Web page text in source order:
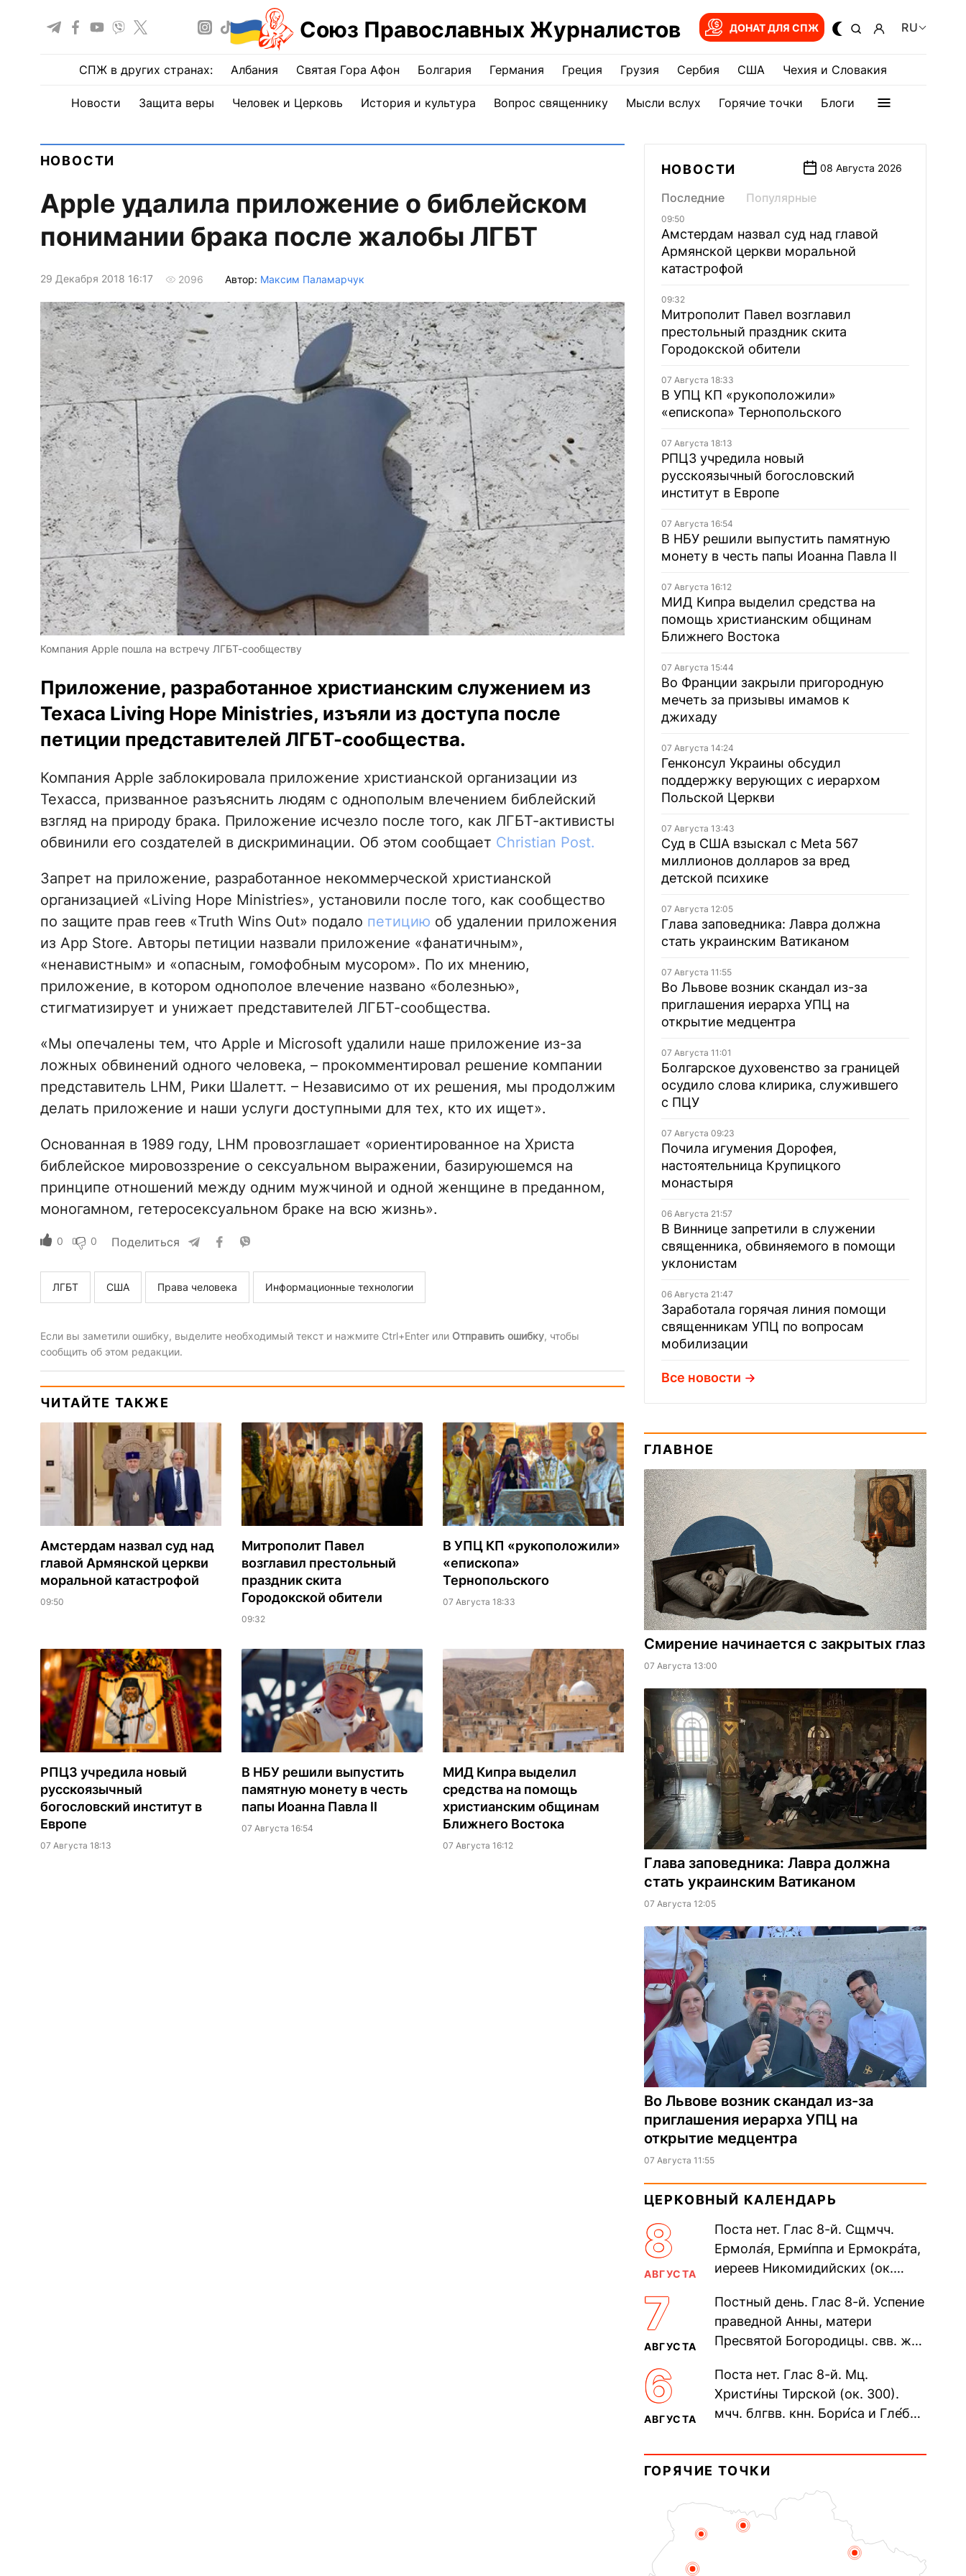
Союз Православных Журналистов ДОНАТ ДЛЯ СПЖ RU
СПЖ в других странах: Албания Святая Гора Афон Болгария Германия Греция Грузия Сербия США Чехия и Словакия
Новости Защита веры Человек и Церковь История и культура Вопрос священнику Мысли вслух Горячие точки Блоги
НОВОСТИ
Apple удалила приложение о библейском
понимании брака после жалобы ЛГБТ
29 Декабря 2018 16:17 2096 Автор: Максим Паламарчук
Компания Apple пошла на встречу ЛГБТ-сообществу
Приложение, разработанное христианским служением из
Техаса Living Hope Ministries, изъяли из доступа после
петиции представителей ЛГБТ-сообщества.
Компания Apple заблокировала приложение христианской организации из
Техасса, призванное разъяснить людям с однополым влечением библейский
взгляд на природу брака. Приложение исчезло после того, как ЛГБТ-активисты
обвинили его создателей в дискриминации. Об этом сообщает Christian Post.
Запрет на приложение, разработанное некоммерческой христианской
организацией «Living Hope Ministries», установили после того, как сообщество
по защите прав геев «Truth Wins Out» подало петицию об удалении приложения
из App Store. Авторы петиции назвали приложение «фанатичным»,
«ненавистным» и «опасным, гомофобным мусором». По их мнению,
приложение, в котором однополое влечение названо «болезнью»,
стигматизирует и унижает представителей ЛГБТ-сообщества.
«Мы опечалены тем, что Apple и Microsoft удалили наше приложение из-за
ложных обвинений одного человека, – прокомментировал решение компании
представитель LHM, Рики Шалетт. – Независимо от их решения, мы продолжим
делать приложение и наши услуги доступными для тех, кто их ищет».
Основанная в 1989 году, LHM провозглашает «ориентированное на Христа
библейское мировоззрение о сексуальном выражении, базируюшемся на
принципе отношений между одним мужчиной и одной женщине в преданном,
моногамном, гетеросексуальном браке на всю жизнь».
0 0 Поделиться
ЛГБТ США Права человека Информационные технологии
Если вы заметили ошибку, выделите необходимый текст и нажмите Ctrl+Enter или Отправить ошибку, чтобы
сообщить об этом редакции.
ЧИТАЙТЕ ТАКЖЕ
Амстердам назвал суд над
главой Армянской церкви
моральной катастрофой
09:50
Митрополит Павел
возглавил престольный
праздник скита
Городокской обители
09:32
В УПЦ КП «рукоположили»
«епископа»
Тернопольского
07 Августа 18:33
РПЦЗ учредила новый
русскоязычный
богословский институт в
Европе
07 Августа 18:13
В НБУ решили выпустить
памятную монету в честь
папы Иоанна Павла II
07 Августа 16:54
МИД Кипра выделил
средства на помощь
христианским общинам
Ближнего Востока
07 Августа 16:12
НОВОСТИ 08 Августа 2026
Последние Популярные
09:50
Амстердам назвал суд над главой
Армянской церкви моральной
катастрофой
09:32
Митрополит Павел возглавил
престольный праздник скита
Городокской обители
07 Августа 18:33
В УПЦ КП «рукоположили»
«епископа» Тернопольского
07 Августа 18:13
РПЦЗ учредила новый
русскоязычный богословский
институт в Европе
07 Августа 16:54
В НБУ решили выпустить памятную
монету в честь папы Иоанна Павла II
07 Августа 16:12
МИД Кипра выделил средства на
помощь христианским общинам
Ближнего Востока
07 Августа 15:44
Во Франции закрыли пригородную
мечеть за призывы имамов к
джихаду
07 Августа 14:24
Генконсул Украины обсудил
поддержку верующих с иерархом
Польской Церкви
07 Августа 13:43
Суд в США взыскал с Meta 567
миллионов долларов за вред
детской психике
07 Августа 12:05
Глава заповедника: Лавра должна
стать украинским Ватиканом
07 Августа 11:55
Во Львове возник скандал из-за
приглашения иерарха УПЦ на
открытие медцентра
07 Августа 11:01
Болгарское духовенство за границей
осудило слова клирика, служившего
с ПЦУ
07 Августа 09:23
Почила игумения Дорофея,
настоятельница Крупицкого
монастыря
06 Августа 21:57
В Виннице запретили в служении
священника, обвиняемого в помощи
уклонистам
06 Августа 21:47
Заработала горячая линия помощи
священникам УПЦ по вопросам
мобилизации
Все новости
ГЛАВНОЕ
Смирение начинается с закрытых глаз
07 Августа 13:00
Глава заповедника: Лавра должна
стать украинским Ватиканом
07 Августа 12:05
Во Львове возник скандал из-за
приглашения иерарха УПЦ на
открытие медцентра
07 Августа 11:55
ЦЕРКОВНЫЙ КАЛЕНДАРЬ
8
АВГУСТА
Поста нет. Глас 8-й. Сщмчч.
Ермола́я, Ерми́ппа и Ермокра́та,
иереев Никомидийских (ок.
Печерского, в Ближних
пещерах...
7
АВГУСТА
Постный день. Глас 8-й. Успение
праведной Анны, матери
Пресвятой Богородицы. свв. жен
прп. Евпракси́и девы,...
6
АВГУСТА
Поста нет. Глас 8-й. Мц.
Христи́ны Тирской (ок. 300).
мчч. блгвв. кнн. Бори́са и Гле́ба,
Дави́да (1015). Прп....
ГОРЯЧИЕ ТОЧКИ